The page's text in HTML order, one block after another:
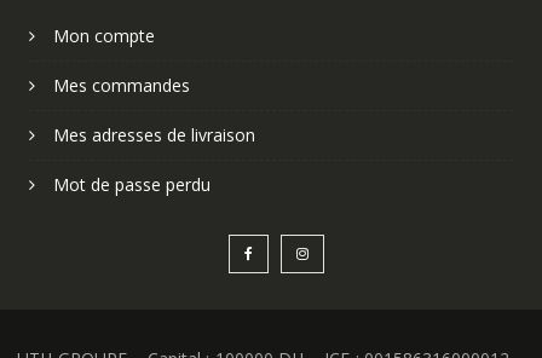
Mon compte
Mes commandes
Mes adresses de livraison
Mot de passe perdu